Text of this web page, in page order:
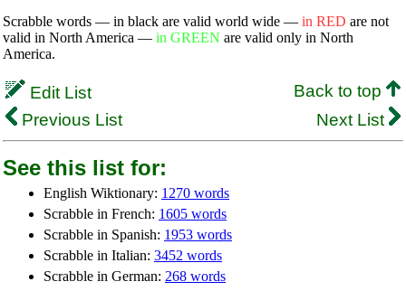
Scrabble words — in black are valid world wide — in RED are not
valid in North America — in GREEN are valid only in North
America.
Edit List
Back to top
Previous List
Next List
See this list for:
English Wiktionary: 1270 words
Scrabble in French: 1605 words
Scrabble in Spanish: 1953 words
Scrabble in Italian: 3452 words
Scrabble in German: 268 words